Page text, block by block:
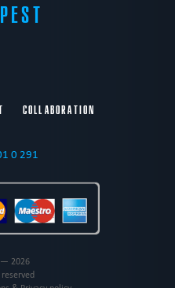
COLLABORATION
0 291
2026